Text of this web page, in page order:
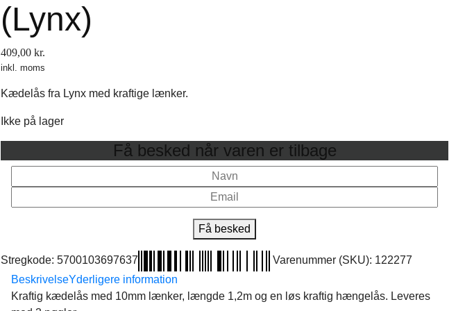
(Lynx)
409,00 kr.
inkl. moms
Kædelås fra Lynx med kraftige lænker.
Ikke på lager
Få besked når varen er tilbage
Få besked
Stregkode: 5700103697637 Varenummer (SKU): 122277
BeskrivelseYderligere information
Kraftig kædelås med 10mm lænker, længde 1,2m og en løs kraftig hængelås. Leveres